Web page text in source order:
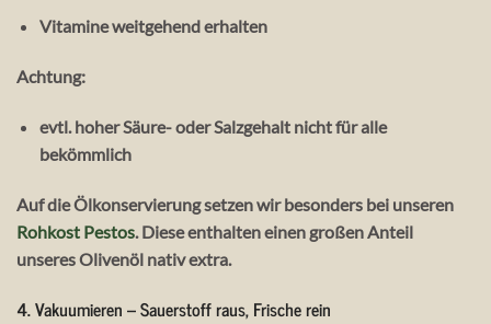
Vitamine weitgehend erhalten
Achtung:
evtl. hoher Säure- oder Salzgehalt nicht für alle
bekömmlich
Auf die Ölkonservierung setzen wir besonders bei unseren
Rohkost Pestos. Diese enthalten einen großen Anteil
unseres Olivenöl nativ extra.
4.Vakuumieren – Sauerstoff raus, Frische rein